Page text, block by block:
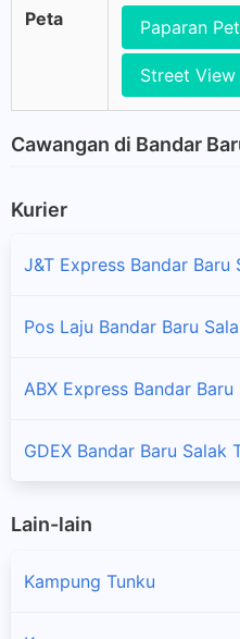
Peta Paparan
Street View
Cawangan di Bandar
Kurier
J&T Express Bandar Baru
Pos Laju Bandar Baru
ABX Express Bandar
GDEX Bandar Baru Salak
Lain-lain
Kampung Tunku